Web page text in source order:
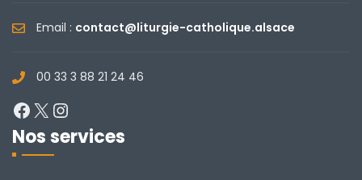
Email : contact@liturgie-catholique.alsace
00 33 3 88 21 24 46
Facebook
X
Nos services